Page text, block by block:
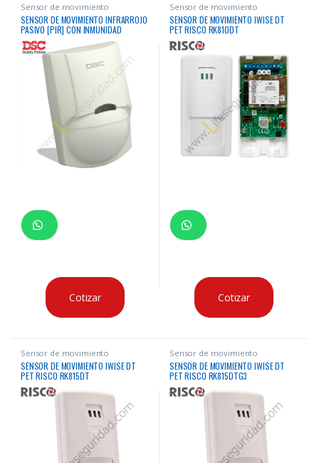
Sensor de movimiento
SENSOR DE MOVIMIENTO INFRARROJO
PASIVO [PIR] CON INMUNIDAD
CONTRA MASCOTAS
Cotizar
Sensor de movimiento
SENSOR DE MOVIMIENTO IWISE DT
PET RISCO RK810DT
Cotizar
Sensor de movimiento
SENSOR DE MOVIMIENTO IWISE DT
PET RISCO RK815DT
Sensor de movimiento
SENSOR DE MOVIMIENTO IWISE DT
PET RISCO RK815DTG3